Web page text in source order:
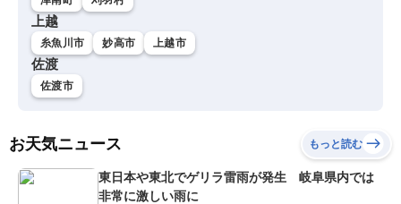
上越
糸魚川市 妙高市 上越市
佐渡
佐渡市
お天気ニュース もっと読む
東日本や東北でゲリラ雷雨が発生 岐阜県内では
非常に激しい雨に